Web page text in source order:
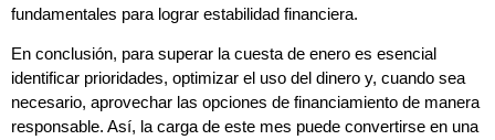
fundamentales para lograr estabilidad financiera.
En conclusión, para superar la cuesta de enero es esencial
identificar prioridades, optimizar el uso del dinero y, cuando sea
necesario, aprovechar las opciones de financiamiento de manera
responsable. Así, la carga de este mes puede convertirse en una